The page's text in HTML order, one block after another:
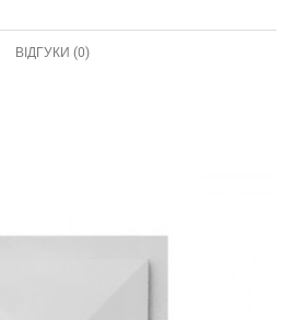
ВІДГУКИ (0)